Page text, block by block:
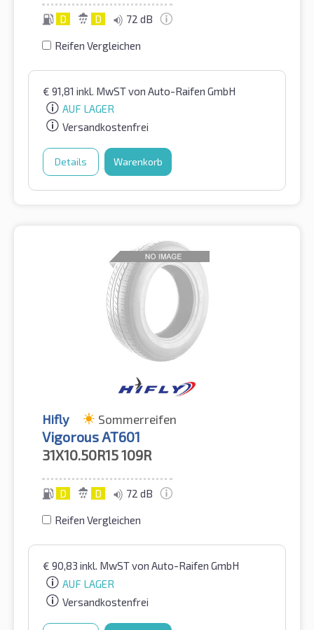
D D 72 dB
Reifen Vergleichen
€ 91,81 inkl. MwSTvon Auto-Raifen GmbH
AUF LAGER
Versandkostenfrei
Details Warenkorb
Hifly Sommerreifen
Vigorous AT601
31X10.50R15109R
D D 72 dB
Reifen Vergleichen
€ 90,83 inkl. MwSTvon Auto-Raifen GmbH
AUF LAGER
Versandkostenfrei